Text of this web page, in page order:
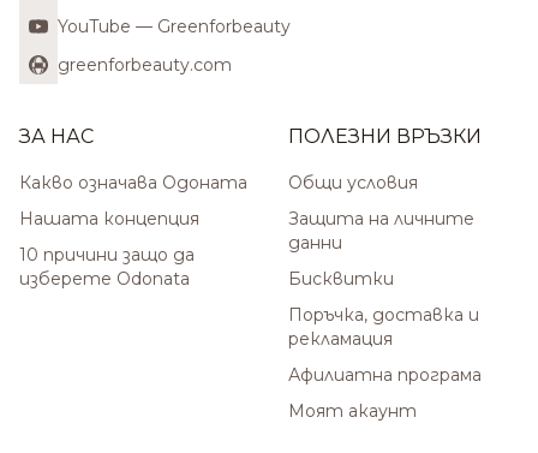
YouTube — Greenforbeauty
greenforbeauty.com
ЗА НАС
Какво означава Одоната
Нашата концепция
10 причини защо да
изберете Odonata
ПОЛЕЗНИ ВРЪЗКИ
Общи условия
Защита на личните
данни
Бисквитки
Поръчка, доставка и
рекламация
Афилиатна програма
Моят акаунт